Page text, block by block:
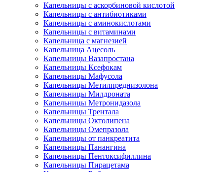
Капельницы с аскорбиновой кислотой
Капельницы с антибиотиками
Капельницы с аминокислотами
Капельницы с витаминами
Капельница с магнезией
Капельница Ацесоль
Капельницы Вазапростана
Капельницы Ксефокам
Капельницы Мафусола
Капельницы Метилпреднизолона
Капельницы Милдроната
Капельницы Метронидазола
Капельницы Трентала
Капельницы Октолипена
Капельницы Омепразола
Капельницы от панкреатита
Капельницы Панангина
Капельницы Пентоксифиллина
Капельницы Пирацетама